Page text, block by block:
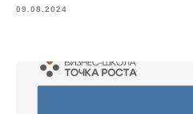
09.08.2024